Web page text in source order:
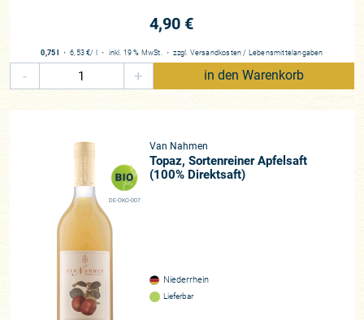
4,90 €
0,75 l ・6,53 €/ l ・ inkl. 19 % MwSt.・zzgl. Versandkosten / Lebensmittelangaben
- + in den Warenkorb
DE-ÖKO-007
Van Nahmen
Topaz, Sortenreiner Apfelsaft
(100% Direktsaft)
Niederrhein
Lieferbar